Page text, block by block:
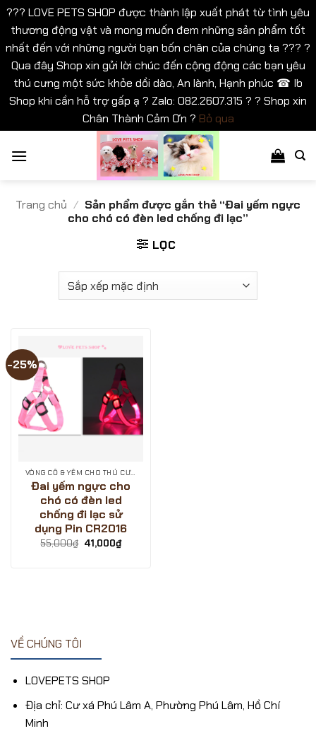
??? LOVE PETS SHOP được thành lập xuất phát từ tình yêu
thương động vật và mong muốn đem những sản phẩm tốt
nhất đến với những người bạn bốn chân của chúng ta ??? ?
Qua đây Shop xin gửi lời chúc đến cộng động các bạn yêu
thú cưng một sức khỏe dồi dào, An lành, Hạnh phúc ☎ Ib
Shop khi cần hỗ trợ gấp ạ ? Zalo: 082.2607.315 ? ? Shop xin
Chân Thành Cảm Ơn ? Bỏ qua
qua
Trang chủ / Sản phẩm được gắn thẻ “Đai yếm ngực
cho chó có đèn led chống đi lạc”
LỌC
-25%
VÒNG CỔ & YẾM CHO THÚ CƯNG
Đai yếm ngực cho
chó có đèn led
chống đi lạc sử
dụng Pin CR2016
55,000₫ Giá
gốc
41,000₫Giá
hiện
VỀ CHÚNG TÔI
LOVEPETS SHOP
Địa chỉ: Cư xá Phú Lâm A, Phường Phú Lâm, Hồ Chí
Minh